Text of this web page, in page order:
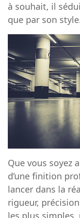
à souhait, il
que par son
Que vous soyez
d’une finition
lancer dans la
rigueur,
les plus